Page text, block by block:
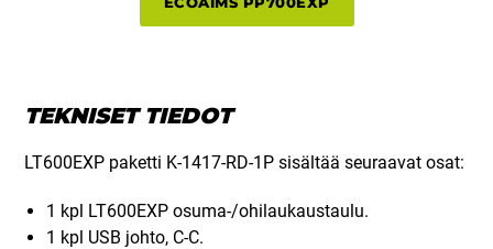
TEKNISET TIEDOT
LT600EXP paketti K-1417-RD-1P sisältää seuraavat osat:
1 kpl LT600EXP osuma-/ohilaukaustaulu.
1 kpl USB johto, C-C.